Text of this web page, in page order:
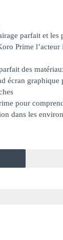
parfait et les
Prime
des
écran graphique
pour
dans les